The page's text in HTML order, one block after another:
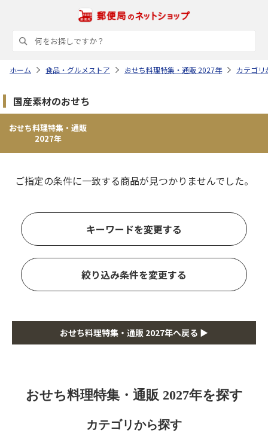
ホーム 食品・グルメストア おせち料理特集・通販 2027年 カテゴリ
国産素材のおせち
おせち料理特集・通販
2027年
ご指定の条件に一致する商品が見つかりませんでした。
キーワードを変更する
絞り込み条件を変更する
おせち料理特集・通販 2027年へ戻る ▶
おせち料理特集・通販 2027年を探す
カテゴリから探す